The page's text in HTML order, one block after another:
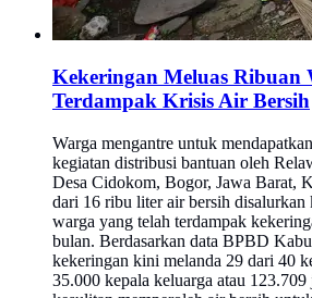
Kekeringan Meluas Ribuan
Terdampak Krisis Air Bersih
Warga mengantre untuk
kegiatan distribusi bantuan oleh
Desa Cidokom, Bogor, Jawa Barat,
dari 16 ribu liter air bersih disalurkan
warga yang telah terdampak
bulan. Berdasarkan data BPBD
kekeringan kini melanda 29 dari 40
35.000 kepala keluarga atau